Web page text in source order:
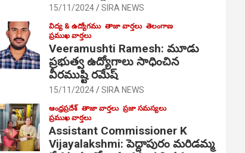
15/11/2024 SIRA NEWS
విద్య & ఉద్యోగము తాజా వార్తలు తెలంగాణ
ప్రముఖ వార్తలు
Veeramushti Ramesh: మూడు
ప్రభుత్వ ఉద్యోగాలు సాధించిన
వీరముష్టి రమేష్
15/11/2024 SIRA NEWS
ఆంధ్రప్రదేశ్ తాజా వార్తలు ప్రజా సమస్యలు
ప్రముఖ వార్తలు
Assistant Commissioner K
Vijayalakshmi: పెద్దాపురం మరిడమ్మ